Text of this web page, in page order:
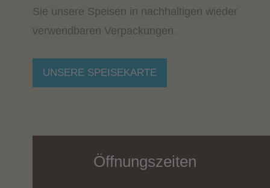
Sie unsere Speisen in nachhaltigen wieder
verwendbaren Verpackungen.
UNSERE SPEISEKARTE
Öffnungszeiten